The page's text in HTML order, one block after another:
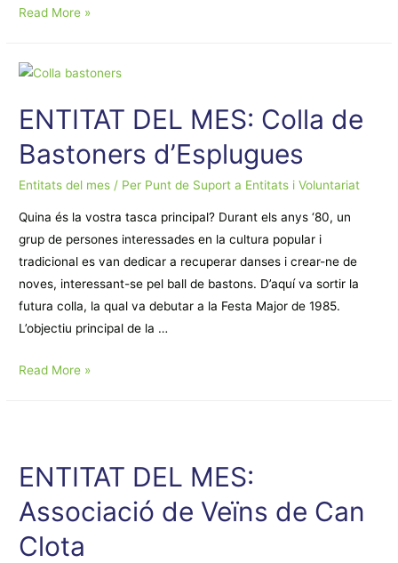
ENTITAT
AFA
Joanot
Martorell
Read More »
ENTITAT DEL MES: Colla de
Bastoners d’Esplugues
Entitats del mes / Per Punt de Suport a Entitats i Voluntariat
Quina és la vostra tasca principal? Durant els anys ‘80, un
grup de persones interessades en la cultura popular i
tradicional es van dedicar a recuperar danses i crear-ne de
noves, interessant-se pel ball de bastons. D’aquí va sortir la
futura colla, la qual va debutar a la Festa Major de 1985.
L’objectiu principal de la …
ENTITAT
Bastoners
d’Esplugues
Read More »
ENTITAT DEL MES:
Associació de Veïns de Can
Clota